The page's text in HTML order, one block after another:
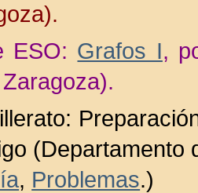
ESO: Grafos I,
(Departamento
, Problemas.)